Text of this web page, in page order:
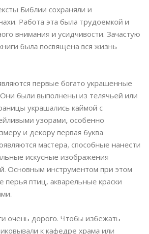
Библии сохраняли и
Работа эта была трудоемкой и
внимания и усидчивости. Зачастую
была посвящена вся жизнь
первые богато украшенные
были выполнены из телячьей или
украшались каймой с
узорами, особенно
и декору первая буква
мастера, способные нанести
искусные изображения
Основным инструментом при этом
перья птиц, акварельные краски
очень дорого. Чтобы избежать
к кафедре храма или